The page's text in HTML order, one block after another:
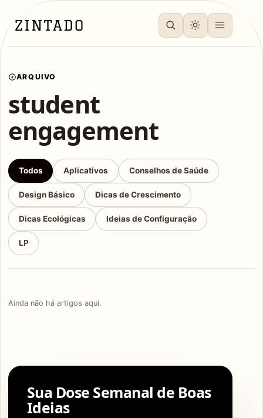
ARQUIVO
student
engagement
Todos Aplicativos Conselhos de Saúde
Design Básico Dicas de Crescimento
Dicas Ecológicas Ideias de Configuração
LP
Ainda não há artigos aqui.
Sua Dose Semanal de Boas
Ideias